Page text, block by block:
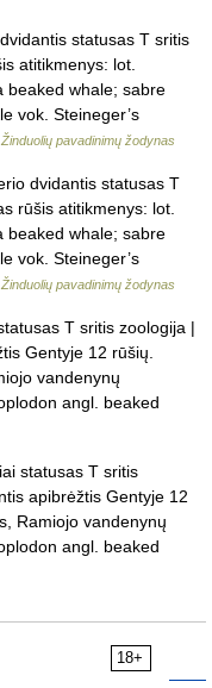
statusas T sritis
atitikmenys: lot.
beaked whale; sabre
vok. Steineger’s
Žinduolių pavadinimų žodynas
dvidantis statusas T
rūšis atitikmenys: lot.
beaked whale; sabre
vok. Steineger’s
Žinduolių pavadinimų žodynas
T sritis zoologija |
Gentyje 12 rūšių.
vandenynų
angl. beaked
statusas T sritis
apibrėžtis Gentyje 12
Ramiojo vandenynų
angl. beaked
18+